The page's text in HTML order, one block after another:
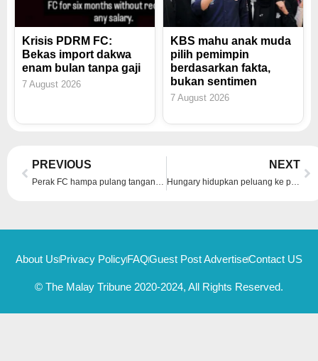
Krisis PDRM FC:
Bekas import dakwa
enam bulan tanpa gaji
7 August 2026
KBS mahu anak muda
pilih pemimpin
berdasarkan fakta,
bukan sentimen
7 August 2026
Prev
PREVIOUS
Perak FC hampa pulang tangan kosong
NEXT
Hungary hidupkan peluang ke pusingan 16, tewaskan Scotland 1-0
About Us Privacy PolicyFAQGuest Post AdvertiseContact US
© The Malay Tribune 2020-2024, All Rights Reserved.